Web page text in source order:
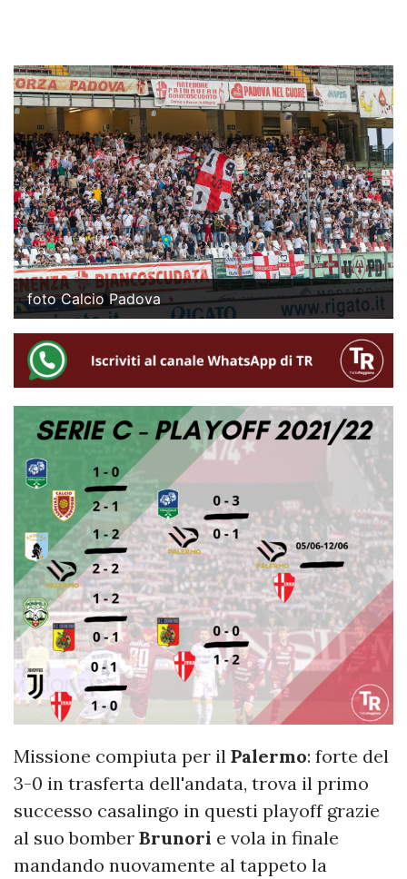
foto Calcio Padova
Missione compiuta per il Palermo: forte del
3-0 in trasferta dell'andata, trova il primo
successo casalingo in questi playoff grazie
al suo bomber Brunori e vola in finale
mandando nuovamente al tappeto la